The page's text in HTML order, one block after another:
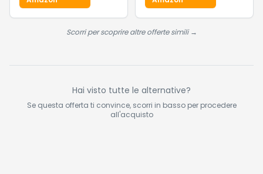
capelli - Maschera
capelli con vitamina
Organizzatore
Giochi, 29,5 x 62,5 x
60 cm, Bianco
Scorri per scoprire altre offerte simili →
Hai visto tutte le alternative?
Se questa offerta ti convince, scorri in basso per procedere
all'acquisto